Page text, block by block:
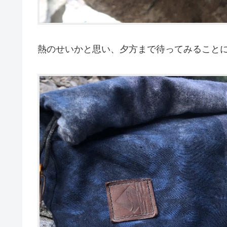
熱のせいかと思い、夕方まで待ってみること